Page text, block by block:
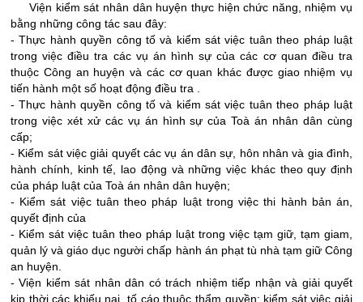
Viện kiểm sát nhân dân huyện thực hiện chức năng, nhiệm vụ
bằng những công tác sau đây:
- Thực hành quyền công tố và kiểm sát việc tuân theo pháp luật
trong việc điều tra các vụ án hình sự của các cơ quan điều tra
thuộc Công an huyện và các cơ quan khác được giao nhiệm vụ
tiến hành một số hoạt động điều tra .
- Thực hành quyền công tố và kiểm sát việc tuân theo pháp luật
trong việc xét xử các vụ án hình sự của Toà án nhân dân cùng
cấp;
- Kiểm sát việc giải quyết các vụ án dân sự, hôn nhân và gia đình,
hành chính, kinh tế, lao động và những việc khác theo quy định
của pháp luật của Toà án nhân dân huyện;
- Kiểm sát việc tuân theo pháp luật trong việc thi hành bản án,
quyết định của
- Kiểm sát việc tuân theo pháp luật trong việc tạm giữ, tạm giam,
quản lý và giáo dục người chấp hành án phạt tù nhà tạm giữ Công
an huyện.
- Viện kiểm sát nhân dân có trách nhiệm tiếp nhận và giải quyết
kịp thời các khiếu nại, tố cáo thuộc thẩm quyền; kiểm sát việc giải